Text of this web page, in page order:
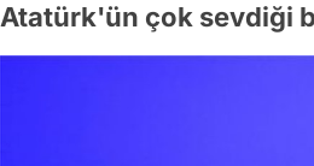
Atatürk'ün çok sevdiği